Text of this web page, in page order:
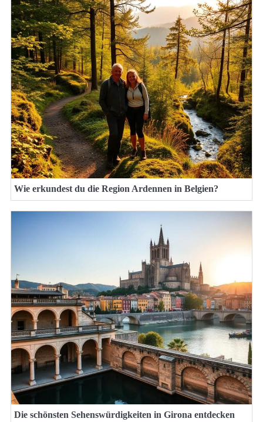
Wie erkundest du die Region Ardennen in Belgien?
Die schönsten Sehenswürdigkeiten in Girona entdecken